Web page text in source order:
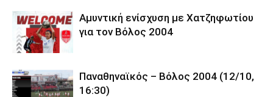
Αμυντική ενίσχυση με Χατζηφωτίου
για τον Βόλος 2004
Παναθηναϊκός – Βόλος 2004 (12/10,
16:30)